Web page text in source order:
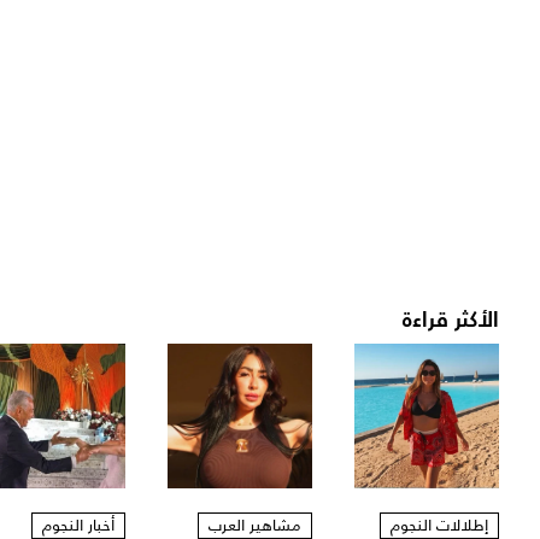
الأكثر قراءة
إطلالات النجوم مشاهير العرب أخبار النجوم